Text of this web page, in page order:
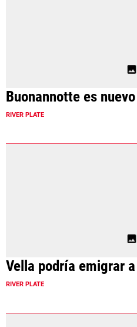
Buonannotte es
RIVER PLATE
Vella podría emigrar a
RIVER PLATE